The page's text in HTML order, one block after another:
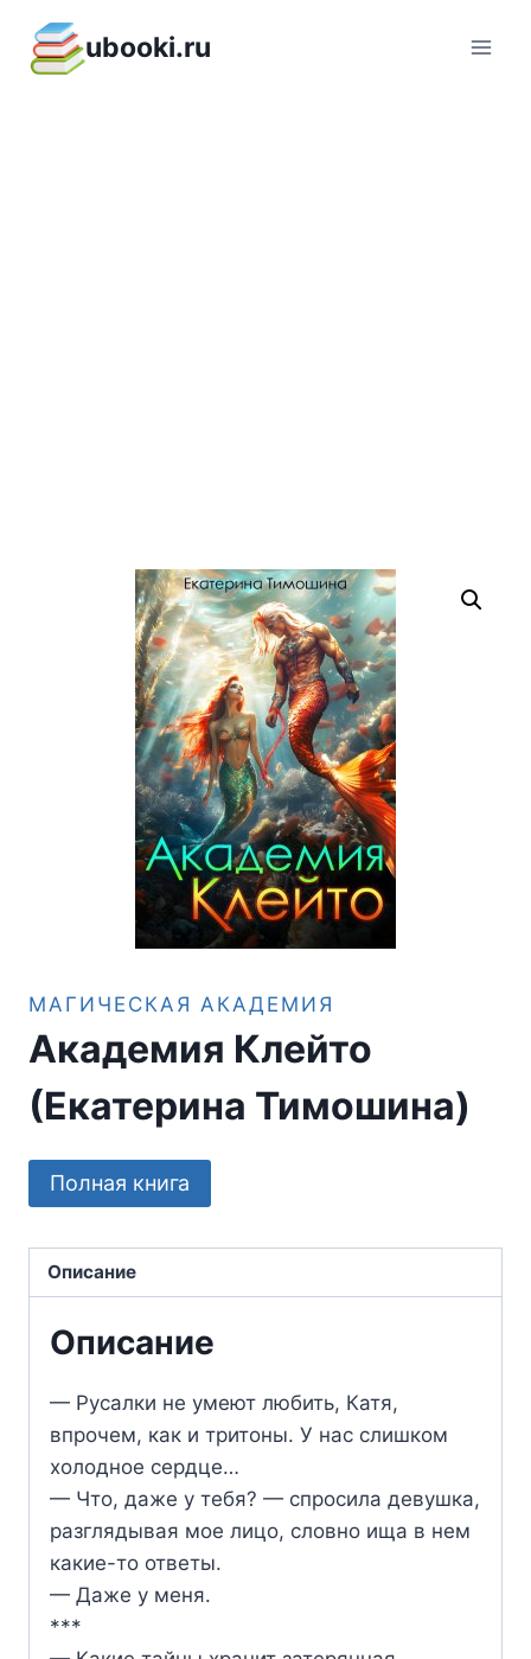
содержимому
ubooki.ru
МАГИЧЕСКАЯ АКАДЕМИЯ
Академия Клейто
(Екатерина Тимошина)
Полная книга
Описание
Описание
— Русалки не умеют любить, Катя,
впрочем, как и тритоны. У нас слишком
холодное сердце…
— Что, даже у тебя? — спросила девушка,
разглядывая мое лицо, словно ища в нем
какие-то ответы.
— Даже у меня.
***